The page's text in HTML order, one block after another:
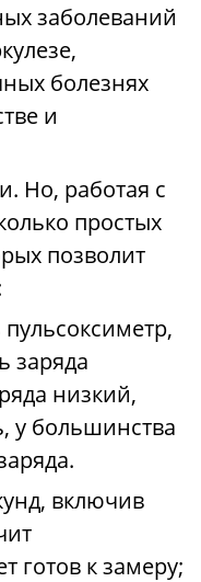
заболеваний
болезнях
и
Но, работая с
простых
позволит
заряда
низкий,
у большинства
включив
готов к замеру;